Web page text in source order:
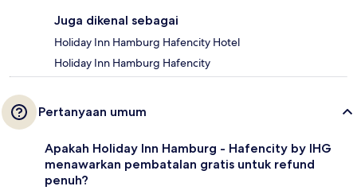
Juga dikenal sebagai
Holiday Inn Hamburg Hafencity Hotel
Holiday Inn Hamburg Hafencity
Pertanyaan umum
Apakah Holiday Inn Hamburg - Hafencity by IHG
menawarkan pembatalan gratis untuk refund
penuh?